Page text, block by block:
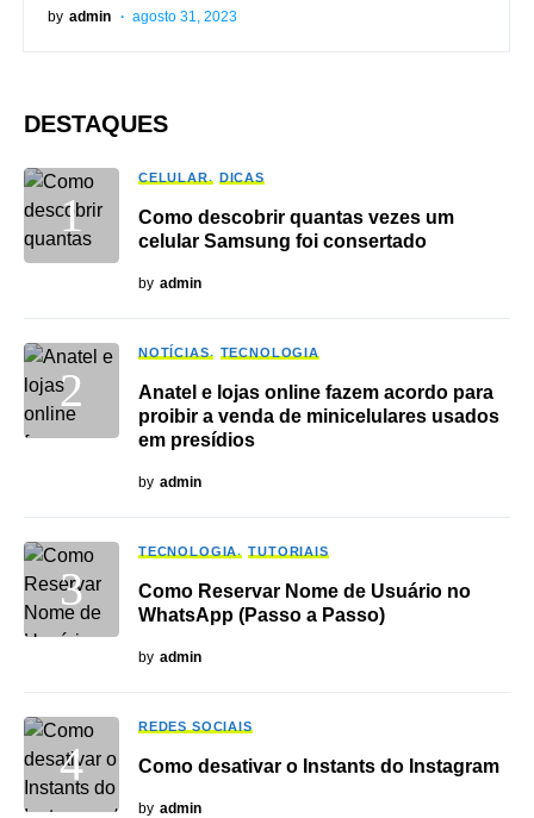
by admin agosto 31, 2023
DESTAQUES
CELULAR DICAS
Como descobrir quantas vezes um
celular Samsung foi consertado
by admin
NOTÍCIAS TECNOLOGIA
Anatel e lojas online fazem acordo para
proibir a venda de minicelulares usados
em presídios
by admin
TECNOLOGIA TUTORIAIS
Como Reservar Nome de Usuário no
WhatsApp (Passo a Passo)
by admin
REDES SOCIAIS
Como desativar o Instants do Instagram
by admin